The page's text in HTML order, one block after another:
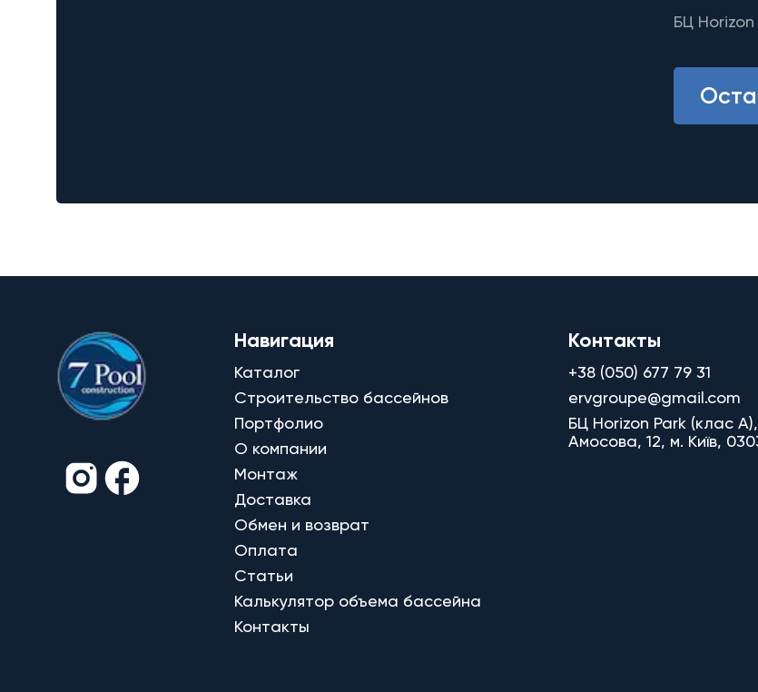
БЦ Horizon
Навигация
Каталог
Строительство бассейнов
Портфолио
О компании
Монтаж
Доставка
Обмен и возврат
Оплата
Статьи
Калькулятор объема бассейна
Контакты
Контакты
+38 (050) 677 79 31
ervgroupe@gmail.com
БЦ Horizon Park (клас
Амосова, 12, м. Київ,